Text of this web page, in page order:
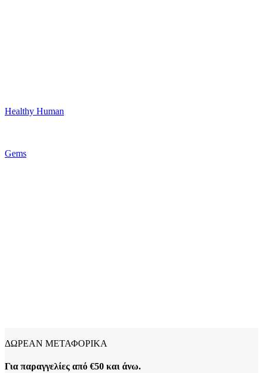
Healthy Human
Gems
ΔΩΡΕΑΝ ΜΕΤΑΦΟΡΙΚΑ
Για παραγγελίες από €50 και άνω.